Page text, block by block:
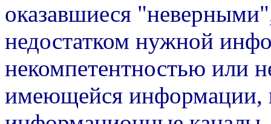
оказавшиеся
недостатком нужной
некомпетентностью или
имеющейся информации,